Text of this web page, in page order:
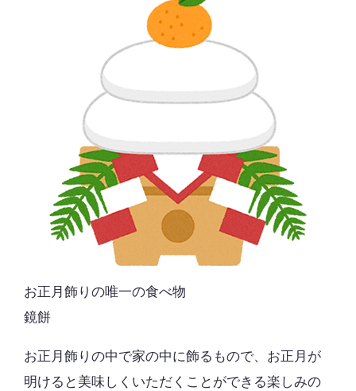
お正月飾りの唯一の食べ物
鏡餅
お正月飾りの中で家の中に飾るもので、お正月が
明けると美味しくいただくことができる楽しみの